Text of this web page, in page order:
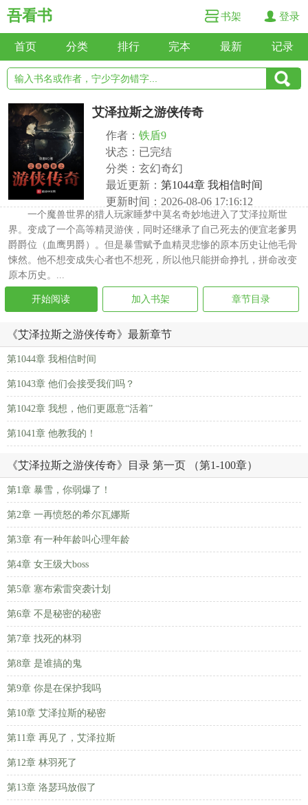
吾看书 书架 登录
首页 分类 排行 完本 最新 记录
艾泽拉斯之游侠传奇
作者： 铁盾9
状态：已完结
分类：玄幻奇幻
最近更新： 第1044章 我相信时间
更新时间：2026-08-06 17:16:12
一个魔兽世界的猎人玩家睡梦中莫名奇妙地进入了艾泽拉斯世
界。变成了一个高等精灵游侠，同时还继承了自己死去的便宜老爹男
爵爵位（血鹰男爵）。但是暴雪赋予血精灵悲惨的原本历史让他毛骨
悚然。他不想变成失心者也不想死，所以他只能拼命挣扎，拼命改变
原本历史。...
开始阅读 加入书架 章节目录
《艾泽拉斯之游侠传奇》最新章节
第1044章 我相信时间
第1043章 他们会接受我们吗？
第1042章 我想，他们更愿意“活着”
第1041章 他教我的！
《艾泽拉斯之游侠传奇》目录 第一页 （第1-100章）
第1章 暴雪，你弱爆了！
第2章 一再愤怒的希尔瓦娜斯
第3章 有一种年龄叫心理年龄
第4章 女王级大boss
第5章 塞布索雷突袭计划
第6章 不是秘密的秘密
第7章 找死的林羽
第8章 是谁搞的鬼
第9章 你是在保护我吗
第10章 艾泽拉斯的秘密
第11章 再见了，艾泽拉斯
第12章 林羽死了
第13章 洛瑟玛放假了